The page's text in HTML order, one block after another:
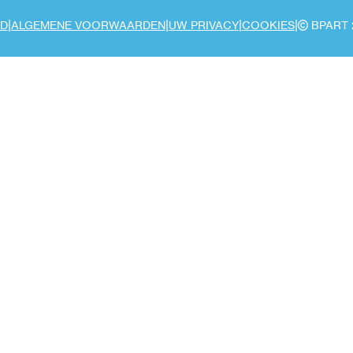
| ALGEMENE VOORWAARDEN| UW PRIVACY| COOKIES| BPART